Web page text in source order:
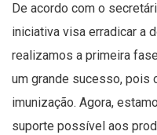
De acordo com o
iniciativa visa erradicar a
realizamos a primeira
um grande sucesso, pois
imunização. Agora,
suporte possível aos